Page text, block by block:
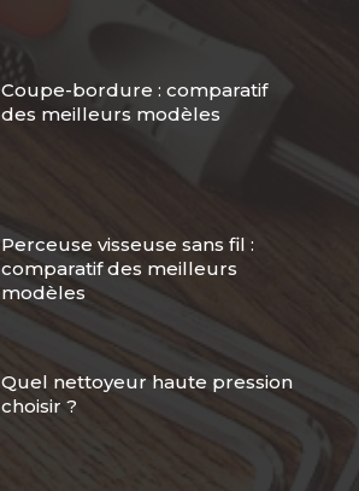
Coupe-bordure : comparatif
des meilleurs modèles
Perceuse visseuse sans fil :
comparatif des meilleurs
modèles
Quel nettoyeur haute pression
choisir ?